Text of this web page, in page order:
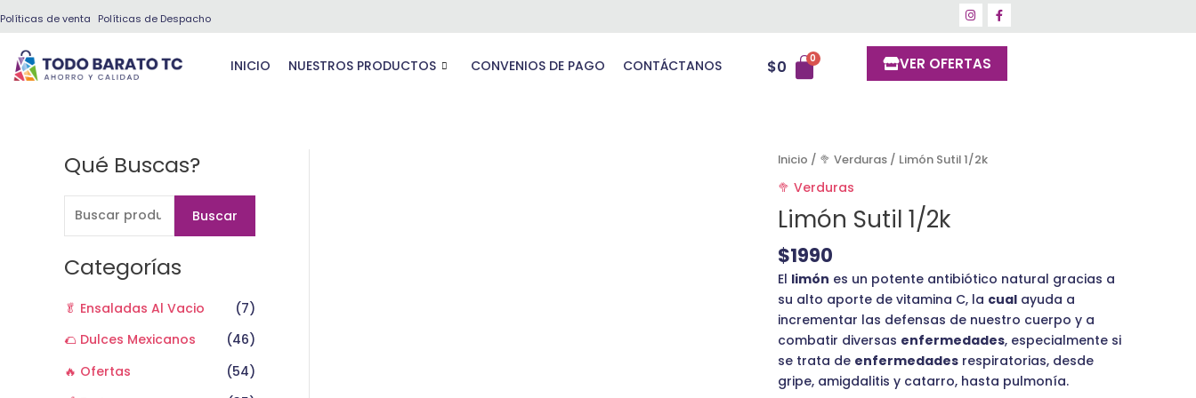
al
contenido
Políticas de venta Políticas de Despacho
INICIO NUESTROS PRODUCTOS CONVENIOS DE PAGO CONTÁCTANOS $0 VER OFERTAS
Qué Buscas?
B
c
a
p
o
Buscar
Categorías
🥬 Ensaladas Al Vacio
(7)
🌮 Dulces Mexicanos
(46)
🔥 Ofertas
(54)
Inicio / 🥦 Verduras / Limón Sutil 1/2k
🥦 Verduras
Limón Sutil 1/2k
$1990
El limón es un potente antibiótico natural gracias a
su alto aporte de vitamina C, la cual ayuda a
incrementar las defensas de nuestro cuerpo y a
combatir diversas enfermedades, especialmente si
se trata de enfermedades respiratorias, desde
gripe, amigdalitis y catarro, hasta pulmonía.
Limón
Sutil
cantidad